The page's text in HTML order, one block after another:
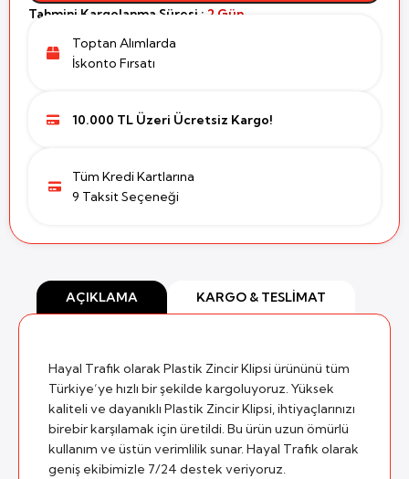
Tahmini Kargolanma Süresi : 2 Gün
Toptan Alımlarda
İskonto Fırsatı
10.000 TL Üzeri Ücretsiz Kargo!
Tüm Kredi Kartlarına
9 Taksit Seçeneği
AÇIKLAMA KARGO & TESLIMAT
Hayal Trafik olarak Plastik Zincir Klipsi ürününü tüm
Türkiye’ye hızlı bir şekilde kargoluyoruz. Yüksek
kaliteli ve dayanıklı Plastik Zincir Klipsi, ihtiyaçlarınızı
birebir karşılamak için üretildi. Bu ürün uzun ömürlü
kullanım ve üstün verimlilik sunar. Hayal Trafik olarak
geniş ekibimizle 7/24 destek veriyoruz.